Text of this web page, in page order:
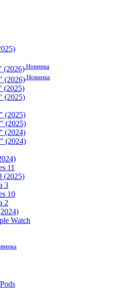
(2026) Новинка
(2026) Новинка
(2025)
(2025)
(2025)
(2025)
(2024)
(2024)
11
(2025)
3
10
2
Watch